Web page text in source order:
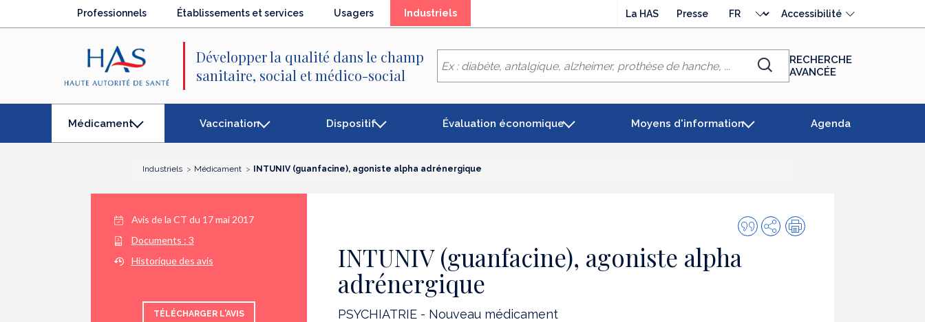
Professionnels Établissements et services Usagers Industriels(élément
La HAS Presse
langue
Accessibilité
Développer la qualité dans le champ
sanitaire, social et médico-social
Chercher
RECHERCHE
AVANCÉE
Médicament
(élément
séléctionné)
Vaccination Dispositif Évaluation économique Moyens d'information Agenda
Industriels Médicament INTUNIV (guanfacine), agoniste alpha adrénergique
Avis de la CT du 17 mai 2017
Documents : 3
Historique des avis
TÉLÉCHARGER L'AVIS
Citer
cette
PartagerImpression
INTUNIV (guanfacine), agoniste alpha
adrénergique
PSYCHIATRIE - Nouveau médicament